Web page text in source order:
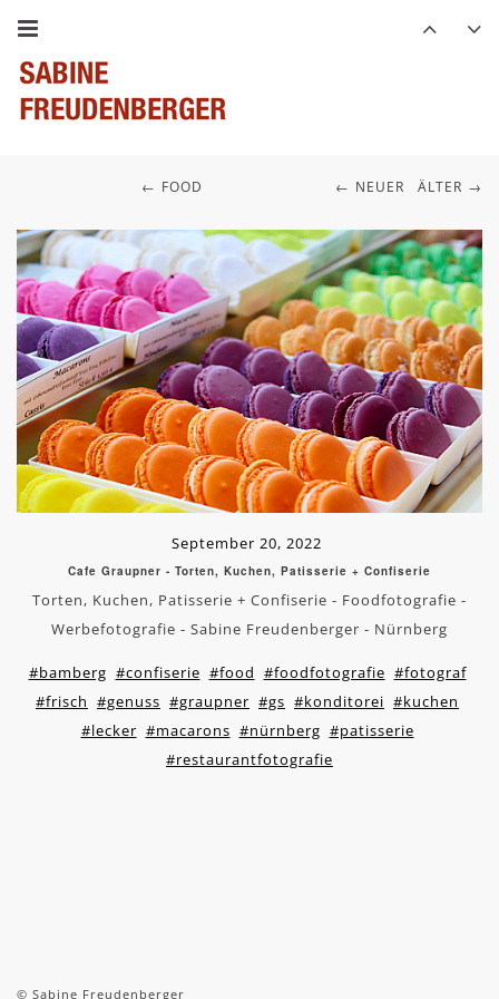
NEUER ÄLTER
FOOD
September 20, 2022
Cafe Graupner - Torten, Kuchen, Patisserie + Confiserie
Torten, Kuchen, Patisserie + Confiserie - Foodfotografie -
Werbefotografie - Sabine Freudenberger - Nürnberg
#bamberg #confiserie #food #foodfotografie #fotograf
#frisch #genuss #graupner #gs #konditorei #kuchen
#lecker #macarons #nürnberg #patisserie
#restaurantfotografie
© Sabine Freudenberger